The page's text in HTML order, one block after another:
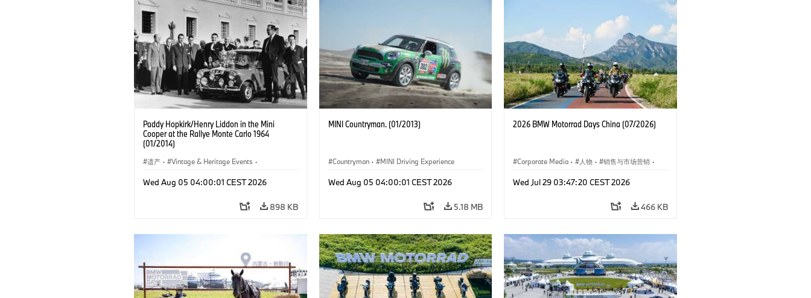
Paddy Hopkirk/Henry Liddon in the Mini
Cooper at the Rallye Monte Carlo 1964
(01/2014)
遗产 · Vintage & Heritage Events ·
Wed Aug 05 04:00:01 CEST 2026
898 KB
MINI Countryman. (01/2013)
Countryman · MINI Driving Experience
Wed Aug 05 04:00:01 CEST 2026
5.18 MB
2026 BMW Motorrad Days China (07/2026)
Corporate Media · 人物 · 销售与市场营销 ·
Wed Jul 29 03:47:20 CEST 2026
466 KB